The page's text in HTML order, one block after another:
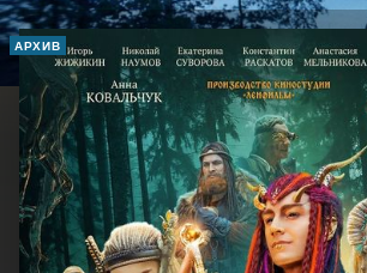
АРХИВ